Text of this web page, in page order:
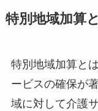
特別地域加算
特別地域加算と
ービスの確保が
域に対して介護